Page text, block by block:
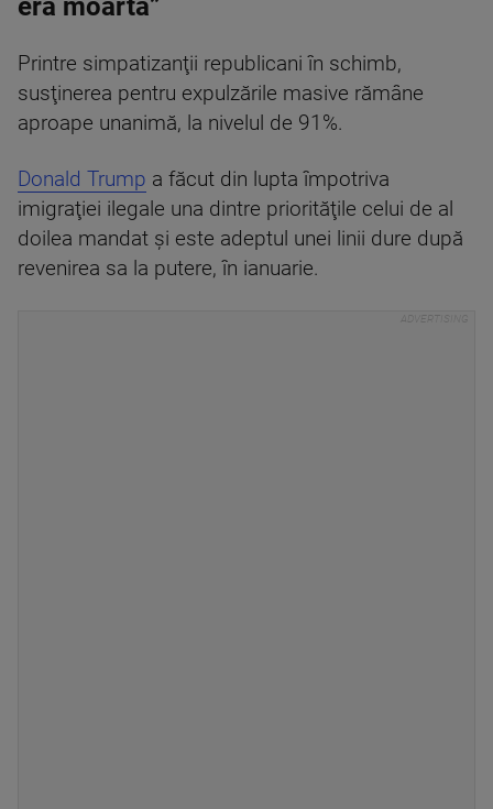
era moartă”
Printre simpatizanţii republicani în schimb,
susţinerea pentru expulzările masive rămâne
aproape unanimă, la nivelul de 91%.
Donald Trump a făcut din lupta împotriva
imigraţiei ilegale una dintre priorităţile celui de al
doilea mandat şi este adeptul unei linii dure după
revenirea sa la putere, în ianuarie.